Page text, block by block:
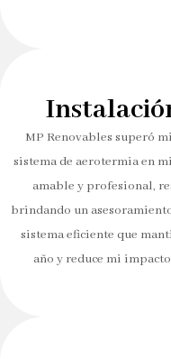
MP Renovables superó
sistema de aerotermia en
amable y profesional,
brindando un
sistema eficiente que
año y reduce mi